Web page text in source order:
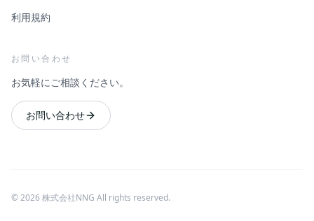
利用規約
お問い合わせ
お気軽にご相談ください。
お問い合わせ
©2026株式会社NNG All rights reserved.